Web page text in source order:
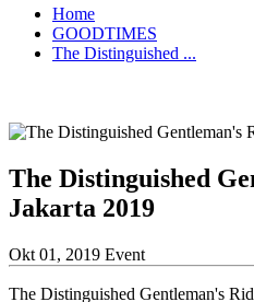
Home
GOODTIMES
The Distinguished ...
The Distinguished
Jakarta 2019
Okt 01, 2019 Event
The Distinguished Gentleman's